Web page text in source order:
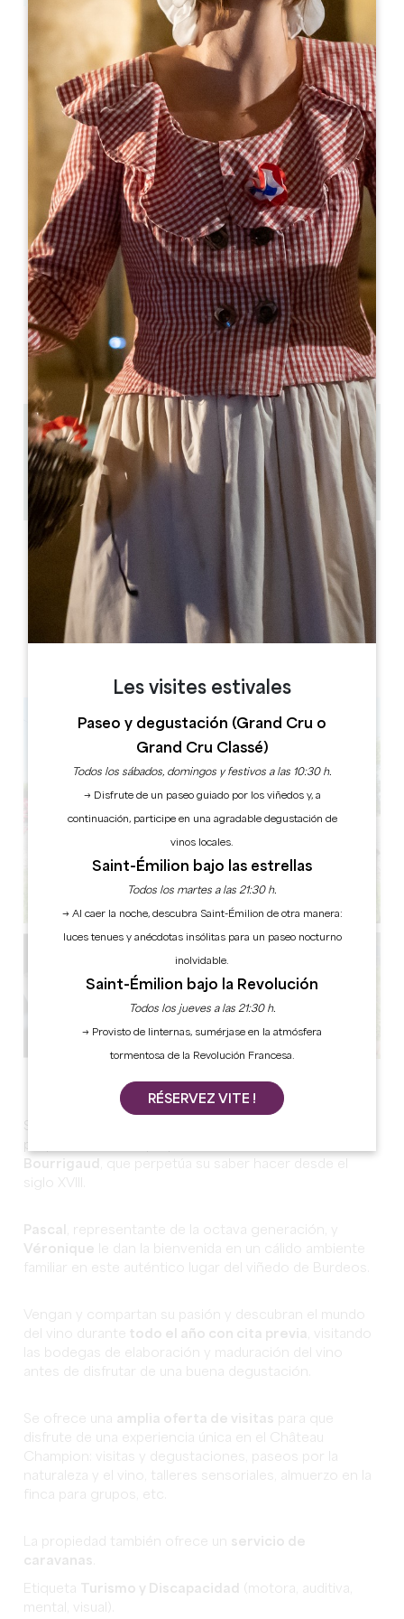
propiedad familiar que pertenece a la
Bourrigaud
, que perpetúa su saber hacer desde el
siglo XVIII.
Pascal
, representante de la octava generación, y
Véronique le dan la bienvenida en un cálido ambiente
familiar en este auténtico lugar del viñedo de Burdeos.
Vengan y compartan su pasión y descubran el mundo
del vino durante
todo el año con cita previa
, visitando
las bodegas de elaboración y maduración del vino
antes de disfrutar de una buena degustación.
Se ofrece una amplia oferta de visitas para que
disfrute de una experiencia única en el Château
Champion: visitas y degustaciones, paseos por la
naturaleza y el vino, talleres sensoriales, almuerzo en la
finca para grupos, etc.
La propiedad también ofrece un servicio de
caravanas
Etiqueta Turismo y Discapacidad (motora, auditiva,
mental, visual).
En
8€
Château Champion
Château Champion 762 Route de Champion
33330 SAINT-CHRISTOPHE-DES-BARDES
06 09 11 53 48
info@chateau-champion.com
MES DE APERTURA
M A M J J A S O N D
DÍAS DE APERTURA
L
AM
PM
M
AM
PM
M
AM
PM
J
AM
PM
V
AM
PM
S
AM
PM
D
AM
PM
2.9 km
1h
50
Copiar código GPS
ETIQUETAS
Les visites estivales
Paseo y degustación (Grand Cru o
Grand Cru Classé)
Todos los sábados, domingos y festivos a las 10:30 h.
→ Disfrute de un paseo guiado por los viñedos y, a
continuación, participe en una agradable degustación de
vinos locales.
Saint-Émilion bajo las estrellas
Todos los martes a las 21:30 h.
→ Al caer la noche, descubra Saint-Émilion de otra manera:
luces tenues y anécdotas insólitas para un paseo nocturno
inolvidable.
Saint-Émilion bajo la Revolución
Todos los jueves a las 21:30 h.
→ Provisto de linternas, sumérjase en la atmósfera
tormentosa de la Revolución Francesa.
RÉSERVEZ VITE !